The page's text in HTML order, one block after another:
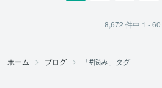
8,672 件中 1 - 60
ホーム ブログ 「#悩み」タグ